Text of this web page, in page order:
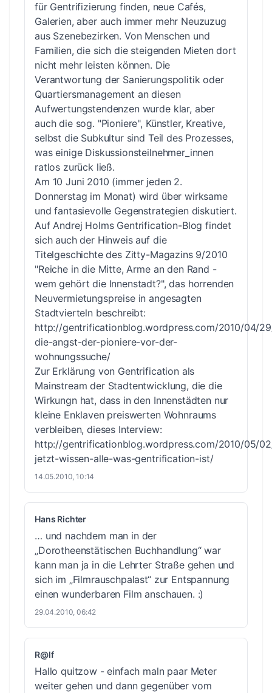
für Gentrifizierung finden, neue Cafés,
Galerien, aber auch immer mehr Neuzuzug
aus Szenebezirken. Von Menschen und
Familien, die sich die steigenden Mieten dort
nicht mehr leisten können. Die
Verantwortung der Sanierungspolitik oder
Quartiersmanagement an diesen
Aufwertungstendenzen wurde klar, aber
auch die sog. "Pioniere", Künstler, Kreative,
selbst die Subkultur sind Teil des Prozesses,
was einige Diskussionsteilnehmer_innen
ratlos zurück ließ.
Am 10 Juni 2010 (immer jeden 2.
Donnerstag im Monat) wird über wirksame
und fantasievolle Gegenstrategien diskutiert.
Auf Andrej Holms Gentrification-Blog findet
sich auch der Hinweis auf die
Titelgeschichte des Zitty-Magazins 9/2010
"Reiche in die Mitte, Arme an den Rand -
wem gehört die Innenstadt?", das horrenden
Neuvermietungspreise in angesagten
Stadtvierteln beschreibt:
http://gentrificationblog.wordpress.com/2010/04/
die-angst-der-pioniere-vor-der-
wohnungssuche/
Zur Erklärung von Gentrification als
Mainstream der Stadtentwicklung, die die
Wirkungn hat, dass in den Innenstädten nur
kleine Enklaven preiswerten Wohnraums
verbleiben, dieses Interview:
http://gentrificationblog.wordpress.com/2010/05/
jetzt-wissen-alle-was-gentrification-ist/
14.05.2010, 10:14
Hans Richter
… und nachdem man in der
„Dorotheenstätischen Buchhandlung“ war
kann man ja in die Lehrter Straße gehen und
sich im „Filmrauschpalast“ zur Entspannung
einen wunderbaren Film anschauen. :)
29.04.2010, 06:42
R@lf
Hallo quitzow - einfach maln paar Meter
weiter gehen und dann gegenüber vom